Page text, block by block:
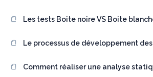
Les tests Boite noire VS Boite
Le processus de développement
Comment réaliser une analyse